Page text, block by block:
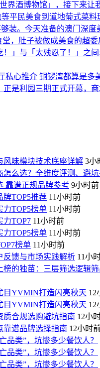
界酒博物馆」，接下来让
平民美食到道地葡式菜料
装。今天准备的澳门深
堂，肚子被做成美食的超
」与「太残忍了！」之
私心推介 铜锣湾都算是多
是利园三期正式开幕，
风味模块技术底座详解 3小
怎么选？全维度评测、避
靠谱正规品牌参考 9小时前
牌TOP5推荐 11小时前
力TOP5榜单 11小时前
力TOP7 11小时前
力TOP5榜单 11小时前
榜单 11小时前
反馈与市场实践解析 11小
的独苗：三层筛选逻辑筛
目YVMIN打造闪亮秋天 12
目YVMIN打造闪亮秋天 12
质合规选购避坑指南 12小
靠谱品牌选择指南 12小时
品类”，坑惨多少餐饮人？
品类”，坑惨多少餐饮人？
品类”，坑惨多少餐饮人？